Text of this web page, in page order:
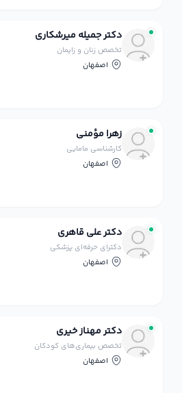
دکتر جمیله میرشکاری
تخصص زنان و زایمان
اصفهان
زهرا مؤمنی
کارشناسی مامایی
اصفهان
دکتر علی قاهری
دکترای حرفه‌ای پزشکی
اصفهان
دکتر مهناز خیری
تخصص بیماری‌های کودکان
اصفهان